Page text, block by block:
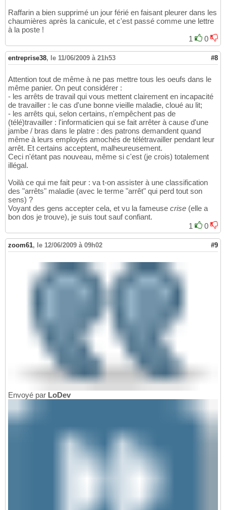
Raffarin a bien supprimé un jour férié en faisant pleurer dans les
chaumières après la canicule, et c'est passé comme une lettre
à la poste !
1
0
entreprise38, le 11/06/2009 à 21h53 #8
Attention tout de même à ne pas mettre tous les oeufs dans le
même panier. On peut considérer :
- les arrêts de travail qui vous mettent clairement en incapacité
de travailler : le cas d'une bonne vieille maladie, cloué au lit;
- les arrêts qui, selon certains, n'empêchent pas de
(télé)travailler : l'informaticien qui se fait arrêter à cause d'une
jambe / bras dans le platre : des patrons demandent quand
même à leurs employés amochés de télétravailler pendant leur
arrêt. Et certains acceptent, malheureusement.
Ceci n'étant pas nouveau, même si c'est (je crois) totalement
illégal.
Voilà ce qui me fait peur : va t-on assister à une classification
des "arrêts" maladie (avec le terme "arrêt" qui perd tout son
sens) ?
Voyant des gens accepter cela, et vu la fameuse crise (elle a
bon dos je trouve), je suis tout sauf confiant.
1
0
zoom61, le 12/06/2009 à 09h02 #9
Envoyé par LoDev